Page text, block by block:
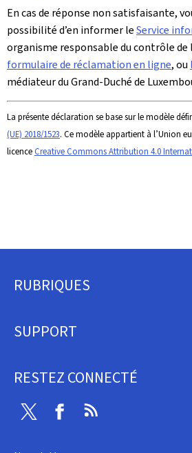
En cas de réponse non satisfaisante,
possibilité d’en informer leService
organisme responsable du contrôle de
formulaire de réclamation en ligne, ou
médiateur du Grand-Duché de
La présente déclaration se base sur le modèle
(UE) 2018/1523. Ce modèle appartient à l’Union
licenceCreative Commons Attribution 4.0
Pied
page
RUBRIQUES
SUPPORT
RESTEZ CONNECTÉ
Twitter Facebook